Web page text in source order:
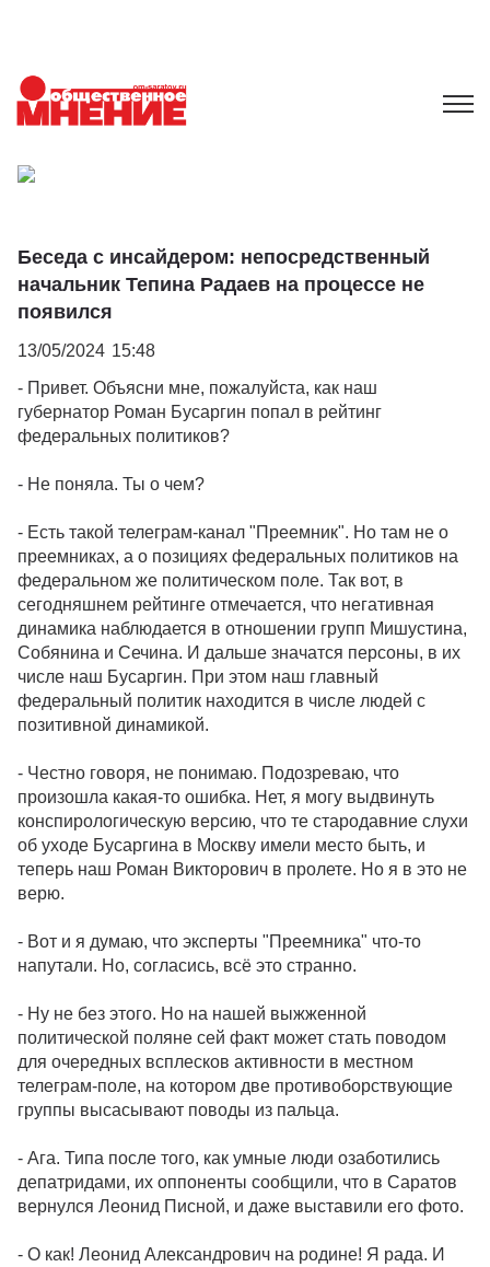
Беседа с инсайдером: непосредственный
начальник Тепина Радаев на процессе не
появился
13/05/2024 15:48
- Привет. Объясни мне, пожалуйста, как наш
губернатор Роман Бусаргин попал в рейтинг
федеральных политиков?
- Не поняла. Ты о чем?
- Есть такой телеграм-канал "Преемник". Но там не о
преемниках, а о позициях федеральных политиков на
федеральном же политическом поле. Так вот, в
сегодняшнем рейтинге отмечается, что негативная
динамика наблюдается в отношении групп Мишустина,
Собянина и Сечина. И дальше значатся персоны, в их
числе наш Бусаргин. При этом наш главный
федеральный политик находится в числе людей с
позитивной динамикой.
- Честно говоря, не понимаю. Подозреваю, что
произошла какая-то ошибка. Нет, я могу выдвинуть
конспирологическую версию, что те стародавние слухи
об уходе Бусаргина в Москву имели место быть, и
теперь наш Роман Викторович в пролете. Но я в это не
верю.
- Вот и я думаю, что эксперты "Преемника" что-то
напутали. Но, согласись, всё это странно.
- Ну не без этого. Но на нашей выжженной
политической поляне сей факт может стать поводом
для очередных всплесков активности в местном
телеграм-поле, на котором две противоборствующие
группы высасывают поводы из пальца.
- Ага. Типа после того, как умные люди озаботились
депатридами, их оппоненты сообщили, что в Саратов
вернулся Леонид Писной, и даже выставили его фото.
- О как! Леонид Александрович на родине! Я рада. И